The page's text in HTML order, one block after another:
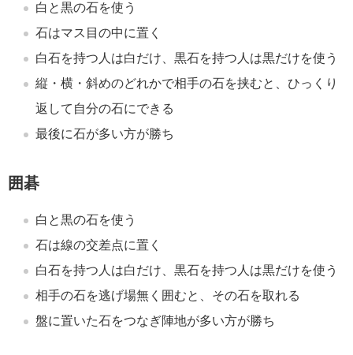
白と黒の石を使う
石はマス目の中に置く
白石を持つ人は白だけ、黒石を持つ人は黒だけを使う
縦・横・斜めのどれかで相手の石を挟むと、ひっくり
返して自分の石にできる
最後に石が多い方が勝ち
囲碁
白と黒の石を使う
石は線の交差点に置く
白石を持つ人は白だけ、黒石を持つ人は黒だけを使う
相手の石を逃げ場無く囲むと、その石を取れる
盤に置いた石をつなぎ陣地が多い方が勝ち